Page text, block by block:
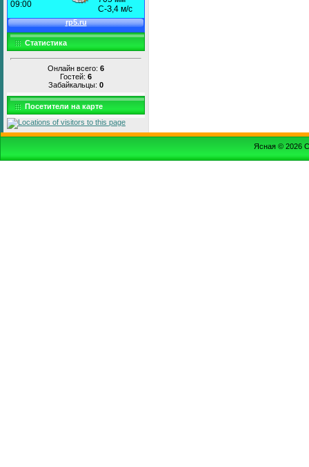
Статистика
Онлайн всего: 6
Гостей: 6
Забайкальцы: 0
Посетители на карте
Ясная © 2026